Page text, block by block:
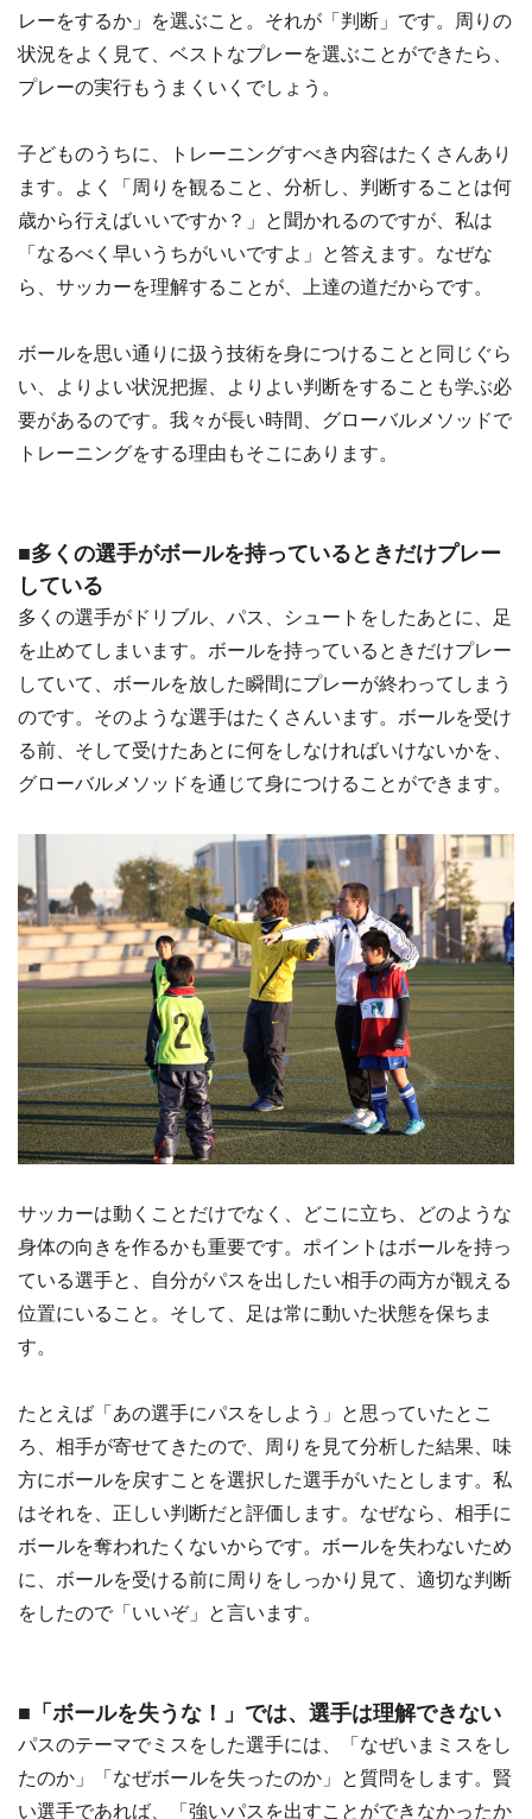
レーをするか」を選ぶこと。それが「判断」です。周りの
状況をよく見て、ベストなプレーを選ぶことができたら、
プレーの実行もうまくいくでしょう。
子どものうちに、トレーニングすべき内容はたくさんあり
ます。よく「周りを観ること、分析し、判断することは何
歳から行えばいいですか？」と聞かれるのですが、私は
「なるべく早いうちがいいですよ」と答えます。なぜな
ら、サッカーを理解することが、上達の道だからです。
ボールを思い通りに扱う技術を身につけることと同じぐら
い、よりよい状況把握、よりよい判断をすることも学ぶ必
要があるのです。我々が長い時間、グローバルメソッドで
トレーニングをする理由もそこにあります。
■多くの選手がボールを持っているときだけプレー
している
多くの選手がドリブル、パス、シュートをしたあとに、足
を止めてしまいます。ボールを持っているときだけプレー
していて、ボールを放した瞬間にプレーが終わってしまう
のです。そのような選手はたくさんいます。ボールを受け
る前、そして受けたあとに何をしなければいけないかを、
グローバルメソッドを通じて身につけることができます。
サッカーは動くことだけでなく、どこに立ち、どのような
身体の向きを作るかも重要です。ポイントはボールを持っ
ている選手と、自分がパスを出したい相手の両方が観える
位置にいること。そして、足は常に動いた状態を保ちま
す。
たとえば「あの選手にパスをしよう」と思っていたとこ
ろ、相手が寄せてきたので、周りを見て分析した結果、味
方にボールを戻すことを選択した選手がいたとします。私
はそれを、正しい判断だと評価します。なぜなら、相手に
ボールを奪われたくないからです。ボールを失わないため
に、ボールを受ける前に周りをしっかり見て、適切な判断
をしたので「いいぞ」と言います。
■「ボールを失うな！」では、選手は理解できない
パスのテーマでミスをした選手には、「なぜいまミスをし
たのか」「なぜボールを失ったのか」と質問をします。賢
い選手であれば、「強いパスを出すことができなかったか